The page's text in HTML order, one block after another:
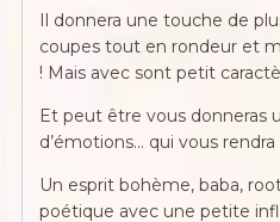
Il donnera une touche de
coupes tout en rondeur et
! Mais avec sont petit
Et peut être vous donneras
d’émotions… qui vous rendra
Un esprit bohème, baba,
poétique avec une petite